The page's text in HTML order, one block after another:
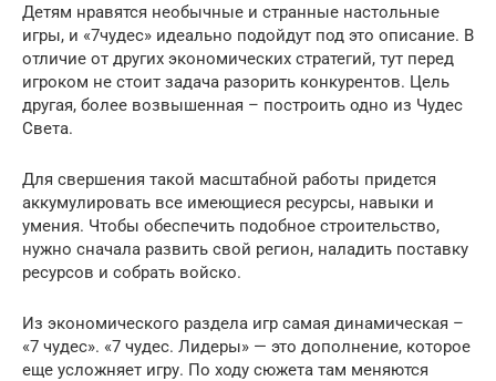
Детям нравятся необычные и странные настольные
игры, и «7чудес» идеально подойдут под это описание. В
отличие от других экономических стратегий, тут перед
игроком не стоит задача разорить конкурентов. Цель
другая, более возвышенная – построить одно из Чудес
Света.
Для свершения такой масштабной работы придется
аккумулировать все имеющиеся ресурсы, навыки и
умения. Чтобы обеспечить подобное строительство,
нужно сначала развить свой регион, наладить поставку
ресурсов и собрать войско.
Из экономического раздела игр самая динамическая –
«7 чудес». «7 чудес. Лидеры» — это дополнение, которое
еще усложняет игру. По ходу сюжета там меняются